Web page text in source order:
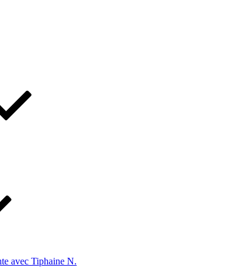
avec Tiphaine N.